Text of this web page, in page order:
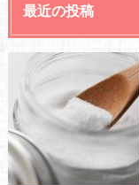
最近の投稿